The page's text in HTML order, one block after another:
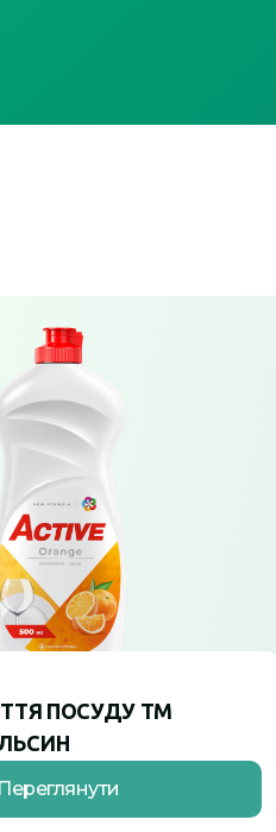
ПОСУДУ ТМ
Переглянути